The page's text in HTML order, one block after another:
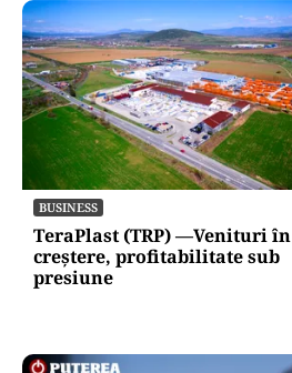
BUSINESS
TeraPlast (TRP) —Venituri în
creștere, profitabilitate sub
presiune